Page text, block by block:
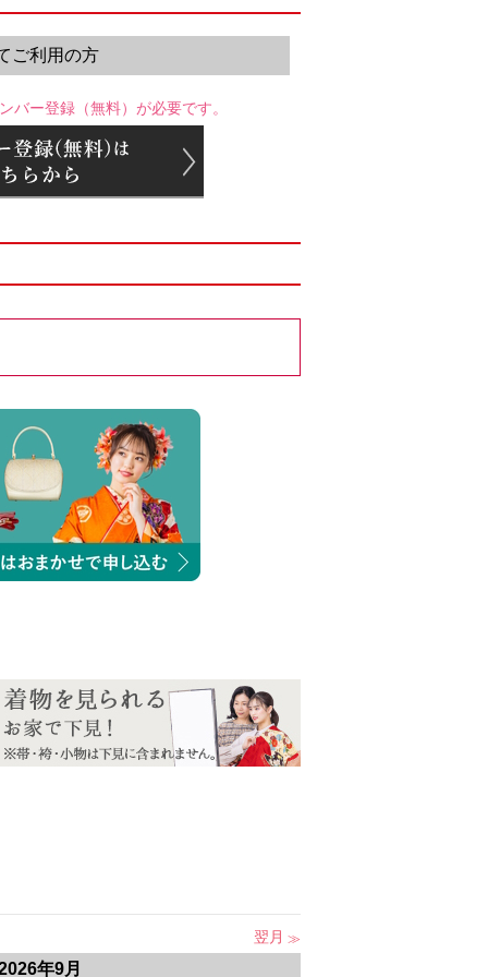
ご利用の方
バー登録（無料）が必要です。
翌月
年9月